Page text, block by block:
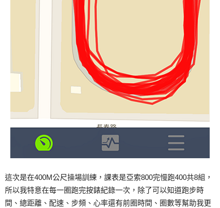
這次是在400M公尺操場訓練，課表是亞索800完慢跑400共8組，
所以我特意在每一圈跑完按錶紀錄一次，除了可以知道跑步時
間、總距離、配速、步頻、心率還有前圈時間、圈數等幫助我更